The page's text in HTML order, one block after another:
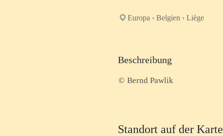
Europa › Belgien › Liège
Beschreibung
© Bernd Pawlik
Standort auf der Karte